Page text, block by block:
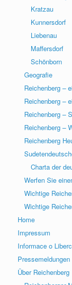
Kratzau
Kunnersdorf
Liebenau
Maffersdorf
Schönborn
Geografie
Reichenberg –
Reichenberg –
Reichenberg –
Reichenberg –
Reichenberg
Charta der
Werfen Sie
Wichtige
Wichtige
Home
Impressum
Informace o
Pressemeldungen
Über Reichenberg